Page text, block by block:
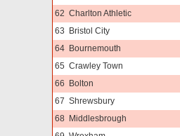
62 Charlton Athletic
63
Bristol City
64
Bournemouth
65 Crawley Town
66
Bolton
67 Shrewsbury
68
Middlesbrough